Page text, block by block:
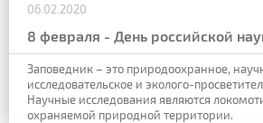
06.02.2020
8 февраля - День российской
Заповедник – это природоохранное,
исследовательское и эколого-
Научные исследования являются
охраняемой природной территории.